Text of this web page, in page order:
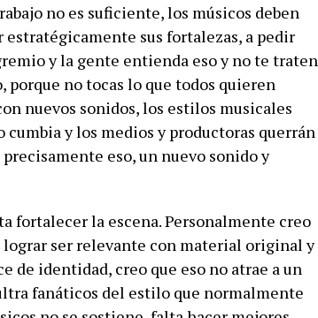
no es suficiente, los músicos deben
estratégicamente sus fortalezas, a pedir
y la gente entienda eso y no te traten
porque no tocas lo que todos quieren
nuevos sonidos, los estilos musicales
cumbia y los medios y productoras querrán
eso, un nuevo sonido y
fortalecer la escena. Personalmente creo
lograr ser relevante con material original y
de identidad, creo que eso no atrae a un
fanáticos del estilo que normalmente